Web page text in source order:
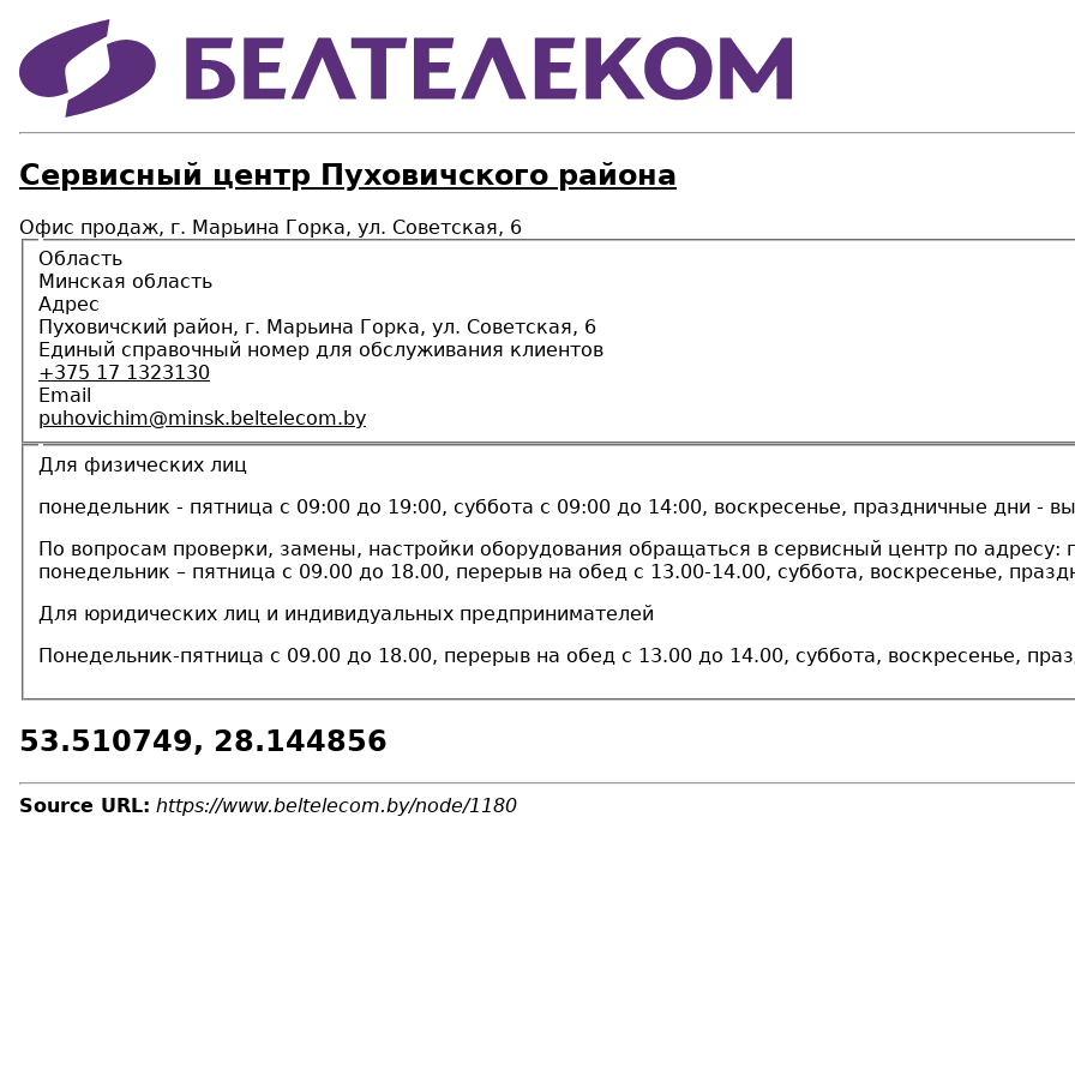
Сервисный центр Пуховичского района
Офис продаж, г. Марьина Горка, ул. Советская, 6
Область
Минская область
Адрес
Пуховичский район, г. Марьина Горка, ул. Советская, 6
Единый справочный номер для обслуживания клиентов
+375 17 1323130
Email
puhovichim@minsk.beltelecom.by
Для физических лиц
понедельник - пятница с 09:00 до 19:00, суббота c 09:00 до 14:00, воскресенье, праздничные дни -
По вопросам проверки, замены, настройки оборудования обращаться в сервисный центр по адресу:
понедельник – пятница с 09.00 до 18.00, перерыв на обед с 13.00-14.00, суббота, воскресенье,
Для юридических лиц и индивидуальных предпринимателей
Понедельник-пятница с 09.00 до 18.00, перерыв на обед с 13.00 до 14.00, суббота, воскресенье,
53.510749, 28.144856
Source URL: https://www.beltelecom.by/node/1180